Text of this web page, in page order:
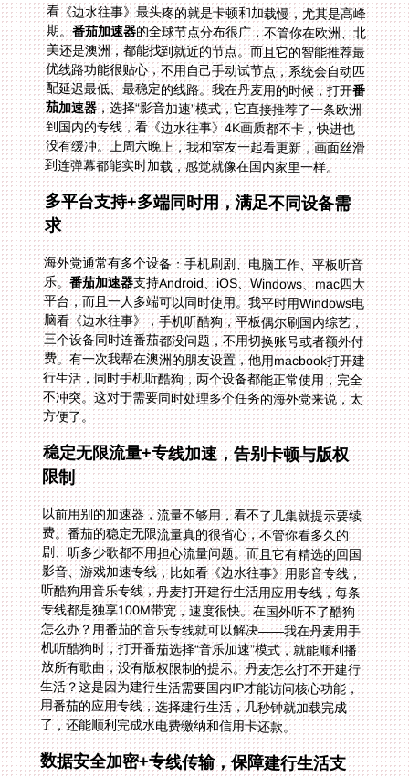
看《边水往事》最头疼的就是卡顿和加载慢，尤其是高峰
期。番茄加速器的全球节点分布很广，不管你在欧洲、北
美还是澳洲，都能找到就近的节点。而且它的智能推荐最
优线路功能很贴心，不用自己手动试节点，系统会自动匹
配延迟最低、最稳定的线路。我在丹麦用的时候，打开番
茄加速器，选择“影音加速”模式，它直接推荐了一条欧洲
到国内的专线，看《边水往事》4K画质都不卡，快进也
没有缓冲。上周六晚上，我和室友一起看更新，画面丝滑
到连弹幕都能实时加载，感觉就像在国内家里一样。
多平台支持+多端同时用，满足不同设备需
求
海外党通常有多个设备：手机刷剧、电脑工作、平板听音
乐。番茄加速器支持Android、iOS、Windows、mac四大
平台，而且一人多端可以同时使用。我平时用Windows电
脑看《边水往事》，手机听酷狗，平板偶尔刷国内综艺，
三个设备同时连番茄都没问题，不用切换账号或者额外付
费。有一次我帮在澳洲的朋友设置，他用macbook打开建
行生活，同时手机听酷狗，两个设备都能正常使用，完全
不冲突。这对于需要同时处理多个任务的海外党来说，太
方便了。
稳定无限流量+专线加速，告别卡顿与版权
限制
以前用别的加速器，流量不够用，看不了几集就提示要续
费。番茄的稳定无限流量真的很省心，不管你看多久的
剧、听多少歌都不用担心流量问题。而且它有精选的回国
影音、游戏加速专线，比如看《边水往事》用影音专线，
听酷狗用音乐专线，丹麦打开建行生活用应用专线，每条
专线都是独享100M带宽，速度很快。在国外听不了酷狗
怎么办？用番茄的音乐专线就可以解决——我在丹麦用手
机听酷狗时，打开番茄选择“音乐加速”模式，就能顺利播
放所有歌曲，没有版权限制的提示。丹麦怎么打不开建行
生活？这是因为建行生活需要国内IP才能访问核心功能，
用番茄的应用专线，选择建行生活，几秒钟就加载完成
了，还能顺利完成水电费缴纳和信用卡还款。
数据安全加密+专线传输，保障建行生活支